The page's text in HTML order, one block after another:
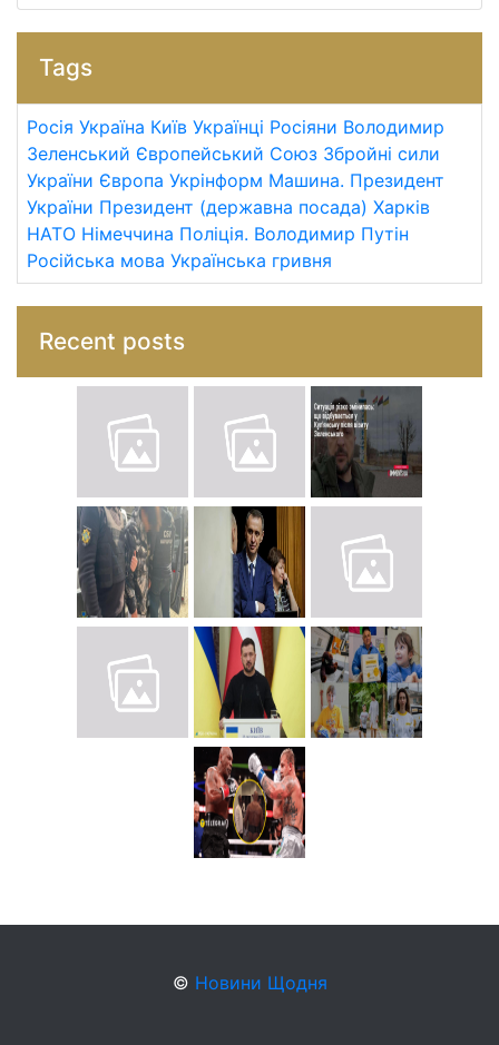
Tags
Росія Україна Київ Українці Росіяни Володимир
Зеленський Європейський Союз Збройні сили
України Європа Укрінформ Машина. Президент
України Президент (державна посада) Харків
НАТО Німеччина Поліція. Володимир Путін
Російська мова Українська гривня
Recent posts
© Новини Щодня